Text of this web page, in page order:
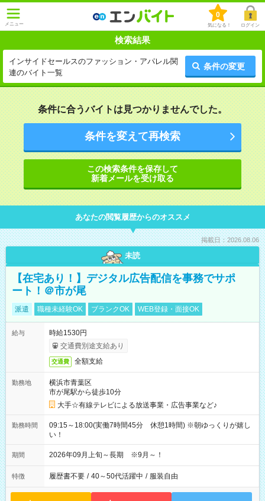
メニュー
0
気になる！ ログイン
検索結果
インサイドセールスのファッション・アパレル関
連のバイト一覧
条件の変更
条件に合うバイトは見つかりませんでした。
条件を変えて再検索
この検索条件を保存して
新着メールを受け取る
あなたの閲覧履歴からのオススメ
掲載日：2026.08.06
未読
【在宅あり！】デジタル広告配信を事務でサポ
ート！＠市が尾
派遣 職種未経験OK ブランクOK WEB登録・面接OK
給与
時給1530円
交通費別途支給あり
交通費 全額支給
勤務地
横浜市青葉区
市が尾駅から徒歩10分
大手☆有線テレビによる放送事業・広告事業など♪
勤務時間
09:15～18:00(実働7時間45分 休憩1時間) ※朝ゆっくりが嬉し
い！
期間 2026年09月上旬～長期 ※9月～！
特徴 履歴書不要 / 40～50代活躍中 / 服装自由